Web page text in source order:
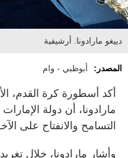
دييغو مارادونا. أرشيفية
المصدر: أبوظبي - وام
أكد أسطورة كرة القدم،
مارادونا، أن دولة
التسامح والانفتاح على
وأشار مارادونا، خلال